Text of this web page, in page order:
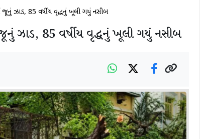
જૂનું ઝાડ, 85 વર્ષીય વૃદ્ધનું ખૂલી ગયું નસીબ
ઝાડ, 85 વર્ષીય વૃદ્ધનું ખૂલી ગયું નસીબ